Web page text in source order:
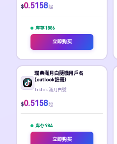
$0.5158 起
库存 1886
立即购买
瑞典滿月白隨機用戶名
(outlook註冊)
Tiktok 滿月白號
$0.5158 起
库存 984
立即购买